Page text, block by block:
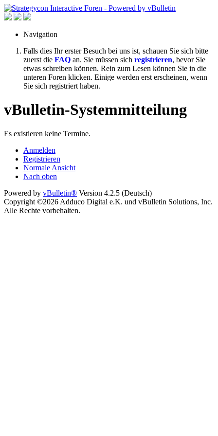
Navigation
Falls dies Ihr erster Besuch bei uns ist, schauen Sie sich bitte
zuerst die FAQ an. Sie müssen sich registrieren, bevor Sie
etwas schreiben können. Rein zum Lesen können Sie in die
unteren Foren klicken. Einige werden erst erscheinen, wenn
Sie sich registriert haben.
vBulletin-Systemmitteilung
Es existieren keine Termine.
Anmelden
Registrieren
Normale Ansicht
Nach oben
Powered by vBulletin® Version 4.2.5 (Deutsch)
Copyright ©2026 Adduco Digital e.K. und vBulletin Solutions, Inc.
Alle Rechte vorbehalten.